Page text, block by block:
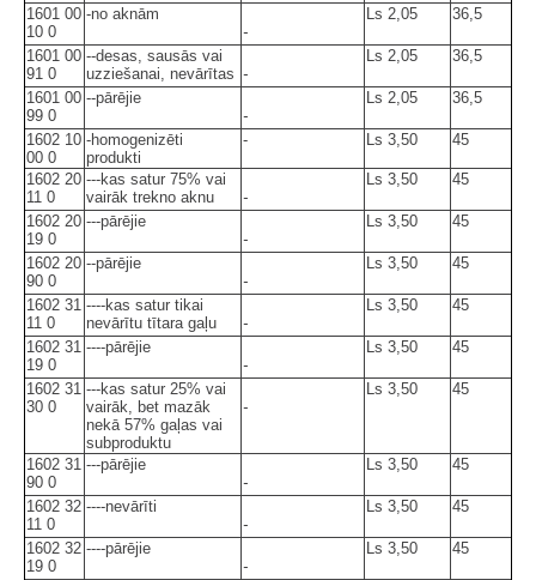
1601 00
10 0
-no aknām
-
Ls 2,05 36,5
1601 00
91 0
--desas, sausās vai
uzziešanai, nevārītas -
Ls 2,05 36,5
1601 00
99 0
--pārējie
-
Ls 2,05 36,5
1602 10
00 0
-homogenizēti
produkti
- Ls 3,50 45
1602 20
11 0
---kas satur 75% vai
vairāk trekno aknu
-
Ls 3,50 45
1602 20
19 0
---pārējie
-
Ls 3,50 45
1602 20
90 0
--pārējie
-
Ls 3,50 45
1602 31
11 0
----kas satur tikai
nevārītu tītara gaļu
-
Ls 3,50 45
1602 31
19 0
----pārējie
-
Ls 3,50 45
1602 31
30 0
---kas satur 25% vai
vairāk, bet mazāk
nekā 57% gaļas vai
subproduktu
-
Ls 3,50 45
1602 31
90 0
---pārējie
-
Ls 3,50 45
1602 32
11 0
----nevārīti
-
Ls 3,50 45
1602 32
19 0
----pārējie
-
Ls 3,50 45